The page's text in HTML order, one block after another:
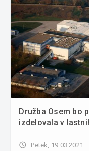
Družba Osem bo
izdelovala v
access_time Petek, 19.03.2021